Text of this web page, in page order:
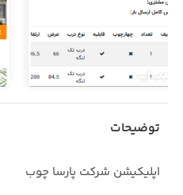
توضیحات
اپلیکیشن شرکت پارسا چوب